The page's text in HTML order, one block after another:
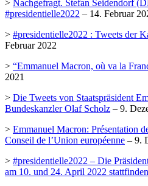
> Nachgefragt. Stefan Seidendorf
#presidentielle2022 – 14. Februar
> #presidentielle2022 : Tweets der
Februar 2022
> “Emmanuel Macron, où va la
2021
> Die Tweets von Staatspräsident
Bundeskanzler Olaf Scholz – 9.
> Emmanuel Macron: Présentation
Conseil de l’Union européenne – 9.
> #presidentielle2022 – Die
am 10. und 24. April 2022 stattfinden